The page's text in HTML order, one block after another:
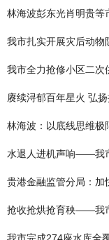
林海波彭东光肖明贵等
我市扎实开展灾后动物
我市全力抢修小区二次
赓续浔郁百年星火 弘
林海波：以底线思维极
水退人进机声响——我
贵港金融监管分局：加
抢收抢烘抢育秧——我